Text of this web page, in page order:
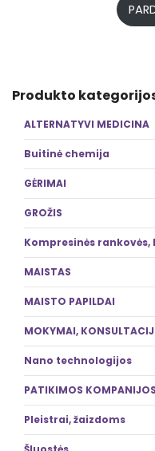
Produkto
ALTERNATYVI MEDICINA
Buitinė chemija
GĖRIMAI
GROŽIS
Kompresinės rankovės,
MAISTAS
MAISTO PAPILDAI
MOKYMAI,
Nano technologijos
PATIKIMOS KOMPANIJOS
Pleistrai, žaizdoms